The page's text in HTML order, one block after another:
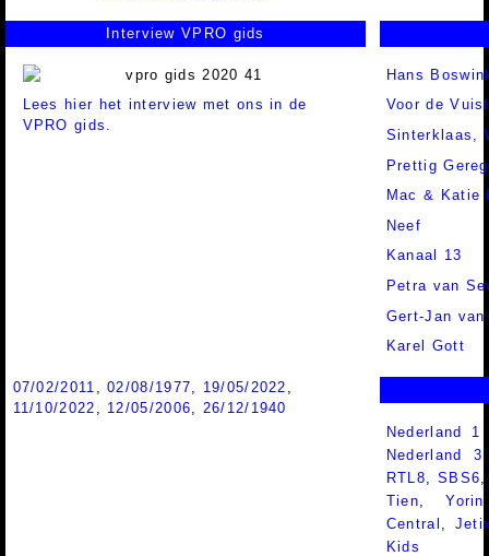
Interview VPRO gids
Lees hier het interview met ons in de
VPRO gids.
Hans
Voor de
Sinterklaas,
Prettig
Mac & Katie
Neef
Kanaal 13
Petra van
Gert-Jan van
Karel Gott
07/02/2011 ,02/08/1977, 19/05/2022 ,
11/10/2022 , 12/05/2006, 26/12/1940
Nederland
Nederland
RTL8 ,SBS6
Tien ,Yorin
Central
Kids